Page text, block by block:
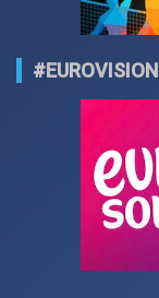
#EUROVISION